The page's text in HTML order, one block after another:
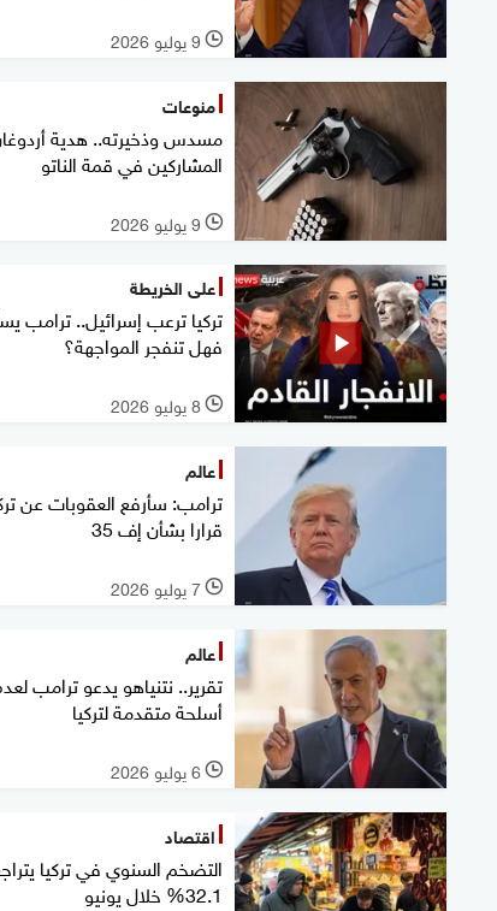
l 9 يوليو 2026
منوعات
مسدس وذخيرته.. هدية
المشاركين في قمة الناتو
l 9 يوليو 2026
على الخريطة
تركيا ترعب إسرائيل.. ترامب
فهل تنفجر المواجهة؟
l 8 يوليو 2026
عالم
ترامب: سأرفع العقوبات عن
قرارا بشأن إف 35
l 7 يوليو 2026
عالم
تقرير.. نتنياهو يدعو ترامب
أسلحة متقدمة لتركيا
l 6 يوليو 2026
اقتصاد
التضخم السنوي في تركيا
32.1% خلال يونيو